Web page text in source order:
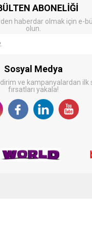
ABONELİĞİ
haberdar olmak için e-
olun.
Sosyal Medya
ve kampanyalardan ilk
fırsatları yakala!